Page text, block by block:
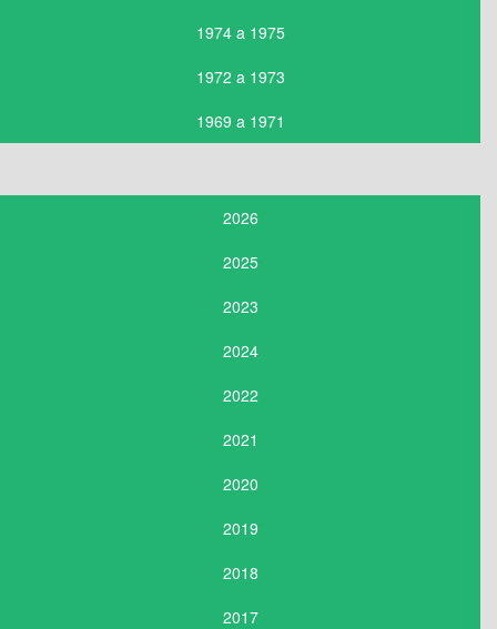
1974 a 1975
1972 a 1973
1969 a 1971
2026
2025
2023
2024
2022
2021
2020
2019
2018
2017